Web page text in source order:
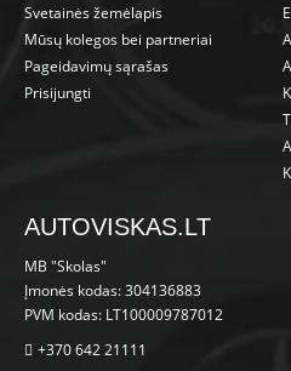
Svetainės žemėlapis
Mūsų kolegos bei partneriai
Pageidavimų sąrašas
Prisijungti
AUTOVISKAS.LT
MB "Skolas"
Įmonės kodas: 304136883
PVM kodas: LT100009787012
+370 642 21111